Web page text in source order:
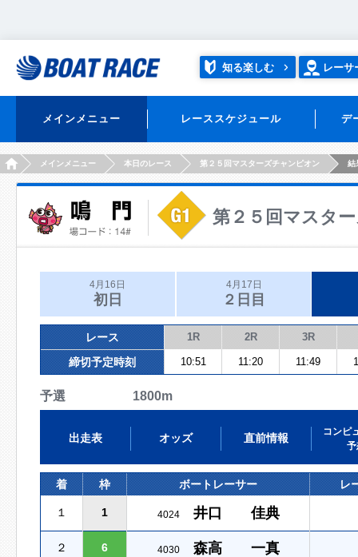
知る楽しむ レーサ
メインメニュー レーススケジュール デ
HOMEメインメニュー 本日のレース 第２５回マスターズチャンピオン 結
第２５回マスタ
4月16日
初日
4月17日
２日目
レース 1R 2R 3R
締切予定時刻 10:51 11:20 11:49
予選 1800m
出走表 オッズ 直前情報
コンピ
予
着 枠 ボートレーサー レ
１ 1 4024 井口 佳典
２ 6 4030 森高 一真